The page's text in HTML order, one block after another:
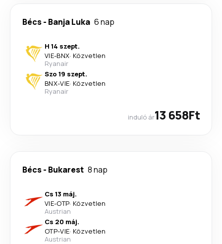
Bécs- Banja Luka 6 nap
H 14 szept.
VIE-BNX· Közvetlen
Ryanair
Szo 19 szept.
BNX-VIE· Közvetlen
Ryanair
induló ár13 658Ft
Bécs- Bukarest 8 nap
Cs 13 máj.
VIE-OTP· Közvetlen
Austrian
Cs 20 máj.
OTP-VIE· Közvetlen
Austrian